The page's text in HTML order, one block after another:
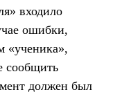
входило
ошибки,
«ученика»,
сообщить
должен был